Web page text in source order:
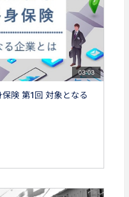
03:03
険 第1回 対象となる